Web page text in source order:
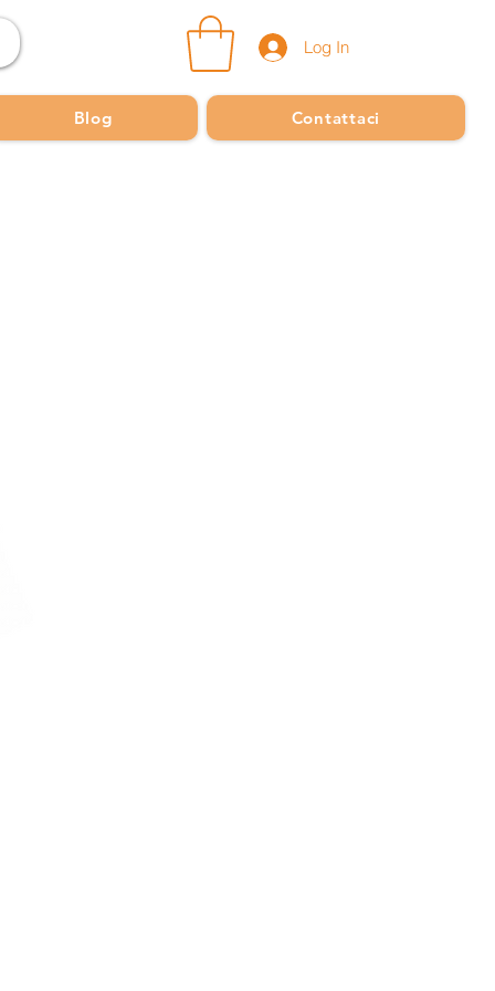
Log In
Blog Contattaci